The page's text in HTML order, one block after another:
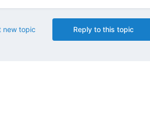
Reply to this topic
new topic